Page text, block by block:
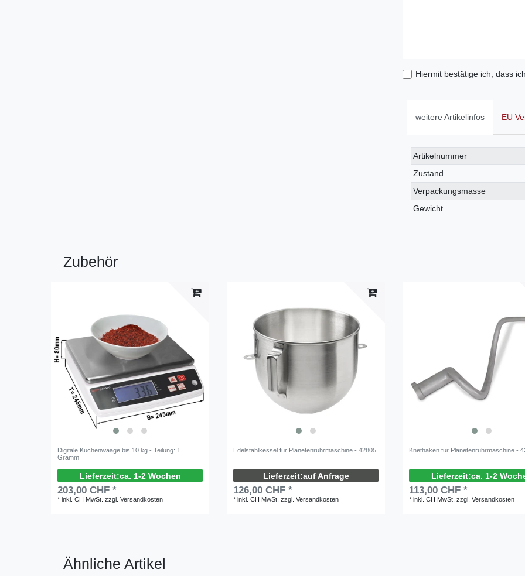
Hiermit bestätige ich, dass
weitere Artikelinfos EU
Technisches
Merkmal
Wert
Artikelnummer
Zustand
Verpackungsmasse
Gewicht
Zubehör
Digitale Küchenwaage bis 10 kg - Teilung: 1
Gramm
ca. 1-2 Wochen
203,00 CHF *
*inkl. CH MwSt. zzgl.Versandkosten
Edelstahlkessel für Planetenrührmaschine - 42805
auf Anfrage
126,00 CHF *
*inkl. CH MwSt. zzgl.Versandkosten
Knethaken für Planetenrührmaschine -
ca. 1-2
113,00 CHF *
*inkl. CH MwSt. zzgl.Versandkosten
Ähnliche Artikel